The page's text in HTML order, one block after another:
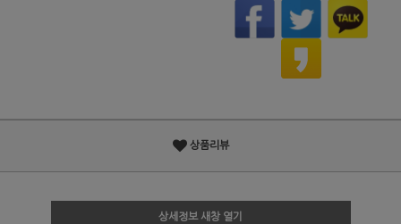
상품리뷰
상세정보 새창 열기